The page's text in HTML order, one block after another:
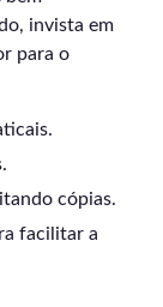
invista em
para o
cópias.
facilitar a